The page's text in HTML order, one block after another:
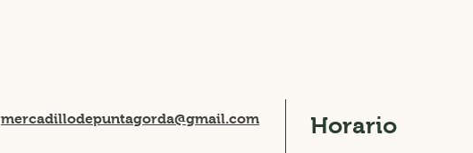
mercadillodepuntagorda@gmail.com Horario